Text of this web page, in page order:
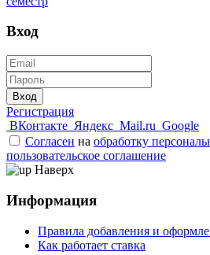
Вход
Вход
Регистрация
ВКонтакте Яндекс Mail.ru Google
Согласен на обработку
пользовательское соглашение
Наверх
Информация
Правила добавления и
Как работает ставка